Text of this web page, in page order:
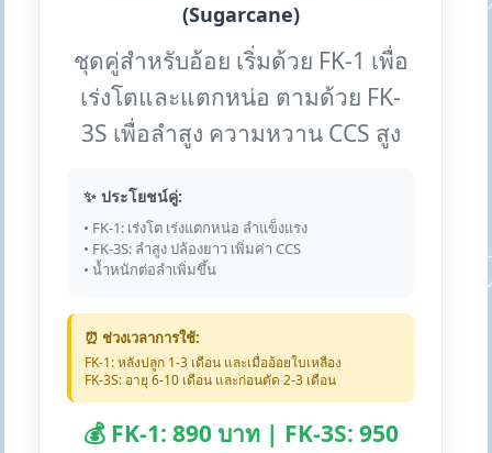
(Sugarcane)
ชุดคู่สำหรับอ้อย เริ่มด้วย FK-1 เพื่อ
เร่งโตและแตกหน่อ ตามด้วย FK-
3S เพื่อลำสูง ความหวาน CCS สูง
✨ ประโยชน์คู่:
• FK-1: เร่งโต เร่งแตกหน่อ ลำแข็งแรง
• FK-3S: ลำสูง ปล้องยาว เพิ่มค่า CCS
• น้ำหนักต่อลำเพิ่มขึ้น
⏰ ช่วงเวลาการใช้:
FK-1: หลังปลูก 1-3 เดือน และเมื่ออ้อยใบเหลือง
FK-3S: อายุ 6-10 เดือน และก่อนตัด 2-3 เดือน
💰 FK-1: 890 บาท | FK-3S: 950